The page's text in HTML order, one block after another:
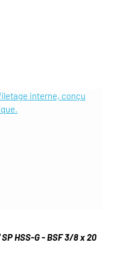
HSS-G - BSF 3/8 x 20